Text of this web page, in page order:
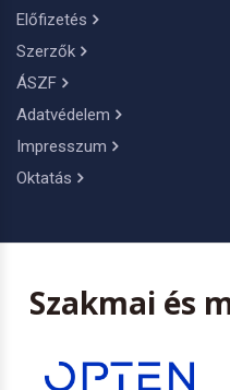
Előfizetés
Szerzők
ÁSZF
Adatvédelem
Impresszum
Oktatás
Szakmai és